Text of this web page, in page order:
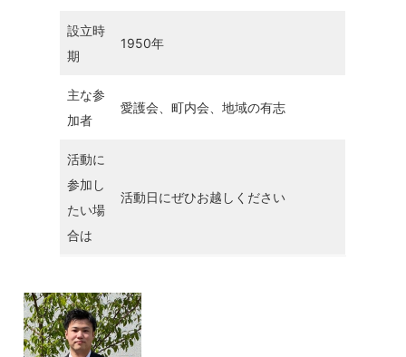
設立時
期
1950年
主な参
加者
愛護会、町内会、地域の有志
活動に
参加し
たい場
合は
活動日にぜひお越しください